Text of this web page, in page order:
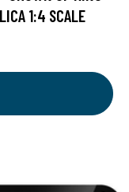
1:4 SCALE